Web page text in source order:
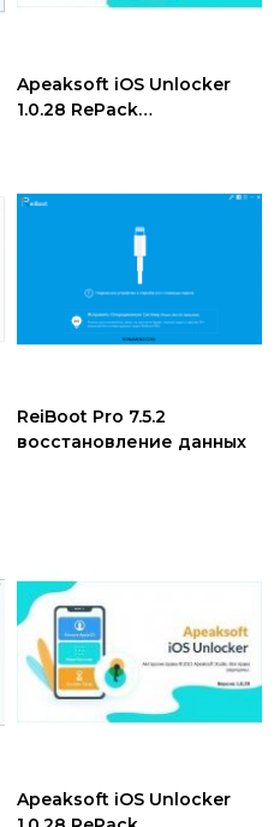
Apeaksoft iOS Unlocker
1.0.28 RePack
ReiBoot Pro 7.5.2
восстановление данных
Apeaksoft iOS Unlocker